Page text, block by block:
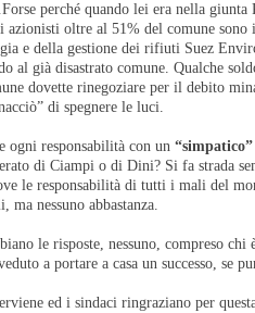
perché quando lei era nella
azionisti oltre al 51% del comune
e della gestione dei rifiuti Suez
al già disastrato comune. Qualche
dovette rinegoziare per il debito
di spegnere le luci.
ogni responsabilità con un
di Ciampi o di Dini? Si fa strada
le responsabilità di tutti i mali del
nessuno abbastanza.
le risposte, nessuno, compreso
a portare a casa un successo, se
ed i sindaci ringraziano per